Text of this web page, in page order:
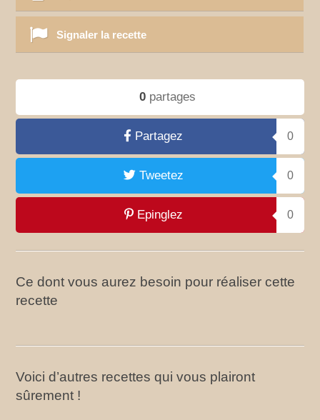
Signaler la recette
0partages
Partagez 0
Tweetez 0
Epinglez 0
Ce dont vous aurez besoin pour réaliser cette
recette
Voici d’autres recettes qui vous plairont
sûrement !